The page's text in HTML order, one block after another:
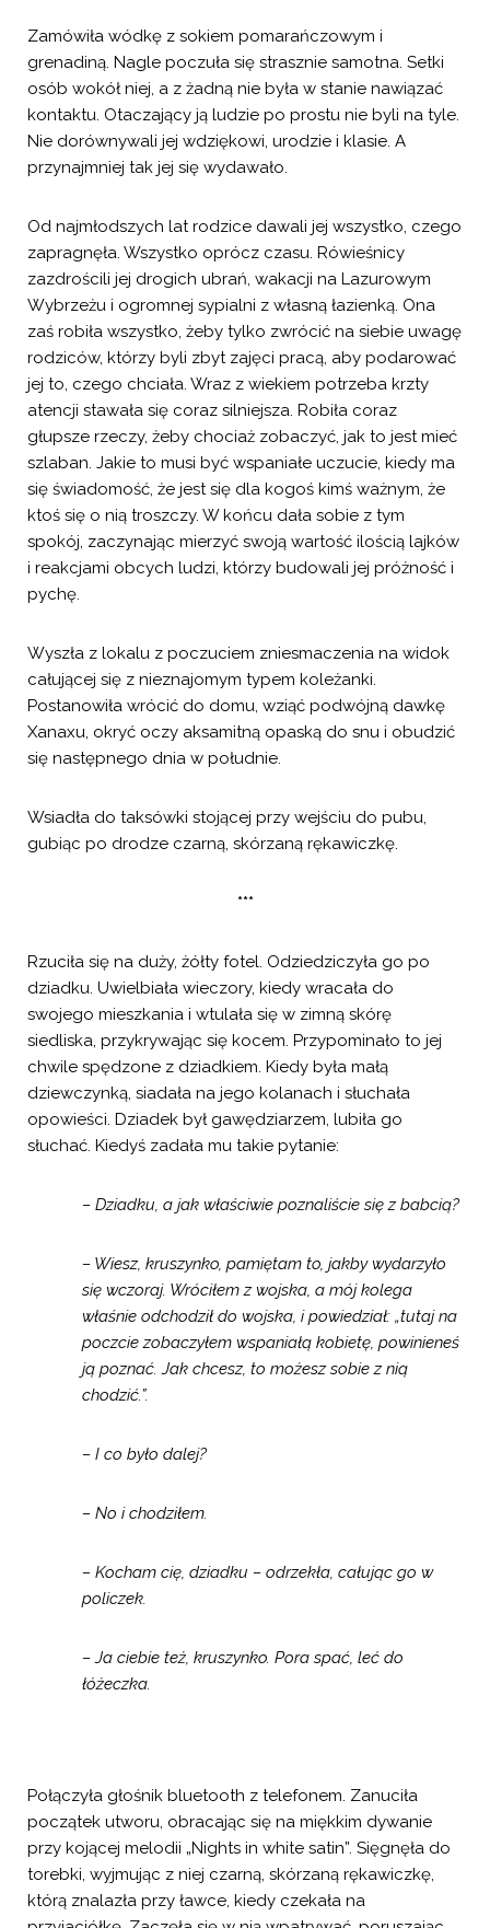
Zamówiła wódkę z sokiem pomarańczowym i
grenadiną. Nagle poczuła się strasznie samotna. Setki
osób wokół niej, a z żadną nie była w stanie nawiązać
kontaktu. Otaczający ją ludzie po prostu nie byli na tyle.
Nie dorównywali jej wdziękowi, urodzie i klasie. A
przynajmniej tak jej się wydawało.
Od najmłodszych lat rodzice dawali jej wszystko, czego
zapragnęła. Wszystko oprócz czasu. Rówieśnicy
zazdrościli jej drogich ubrań, wakacji na Lazurowym
Wybrzeżu i ogromnej sypialni z własną łazienką. Ona
zaś robiła wszystko, żeby tylko zwrócić na siebie uwagę
rodziców, którzy byli zbyt zajęci pracą, aby podarować
jej to, czego chciała. Wraz z wiekiem potrzeba krzty
atencji stawała się coraz silniejsza. Robiła coraz
głupsze rzeczy, żeby chociaż zobaczyć, jak to jest mieć
szlaban. Jakie to musi być wspaniałe uczucie, kiedy ma
się świadomość, że jest się dla kogoś kimś ważnym, że
ktoś się o nią troszczy. W końcu dała sobie z tym
spokój, zaczynając mierzyć swoją wartość ilością lajków
i reakcjami obcych ludzi, którzy budowali jej próżność i
pychę.
Wyszła z lokalu z poczuciem zniesmaczenia na widok
całującej się z nieznajomym typem koleżanki.
Postanowiła wrócić do domu, wziąć podwójną dawkę
Xanaxu, okryć oczy aksamitną opaską do snu i obudzić
się następnego dnia w południe.
Wsiadła do taksówki stojącej przy wejściu do pubu,
gubiąc po drodze czarną, skórzaną rękawiczkę.
***
Rzuciła się na duży, żółty fotel. Odziedziczyła go po
dziadku. Uwielbiała wieczory, kiedy wracała do
swojego mieszkania i wtulała się w zimną skórę
siedliska, przykrywając się kocem. Przypominało to jej
chwile spędzone z dziadkiem. Kiedy była małą
dziewczynką, siadała na jego kolanach i słuchała
opowieści. Dziadek był gawędziarzem, lubiła go
słuchać. Kiedyś zadała mu takie pytanie:
– Dziadku, a jak właściwie poznaliście się z babcią?
– Wiesz, kruszynko, pamiętam to, jakby wydarzyło
się wczoraj. Wróciłem z wojska, a mój kolega
właśnie odchodził do wojska, i powiedział: „tutaj na
poczcie zobaczyłem wspaniałą kobietę, powinieneś
ją poznać. Jak chcesz, to możesz sobie z nią
chodzić.”.
– I co było dalej?
– No i chodziłem.
– Kocham cię, dziadku – odrzekła, całując go w
policzek.
– Ja ciebie też, kruszynko. Pora spać, leć do
łóżeczka.
Połączyła głośnik bluetooth z telefonem. Zanuciła
początek utworu, obracając się na miękkim dywanie
przy kojącej melodii „Nights in white satin”. Sięgnęła do
torebki, wyjmując z niej czarną, skórzaną rękawiczkę,
którą znalazła przy ławce, kiedy czekała na